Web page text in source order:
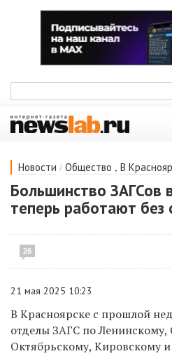
Новости / Общество , В
Большинство ЗАГСов
теперь работают без
26
21 мая 2025 10:23
В Красноярске с прошлой
отделы ЗАГС по Ленинскому,
Октябрьскому, Кировскому